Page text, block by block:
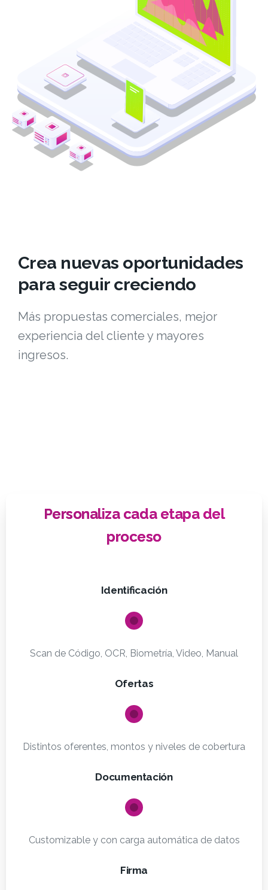
Crea nuevas oportunidades
para seguir creciendo
Más propuestas comerciales, mejor
experiencia del cliente y mayores
ingresos.
Personaliza cada etapa del
proceso
Identificación
Scan de Código, OCR, Biometría, Video, Manual
Ofertas
Distintos oferentes, montos y niveles de cobertura
Documentación
Customizable y con carga automática de datos
Firma